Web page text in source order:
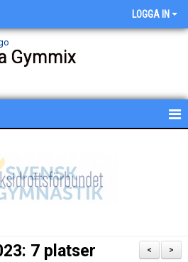
LOGGA IN
Gymmix
>
<
7 platser